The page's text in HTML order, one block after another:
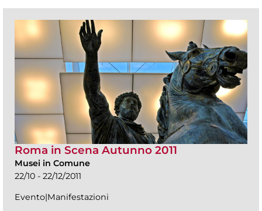
Roma in Scena Autunno 2011
Musei in Comune
22/10 - 22/12/2011
Evento|Manifestazioni